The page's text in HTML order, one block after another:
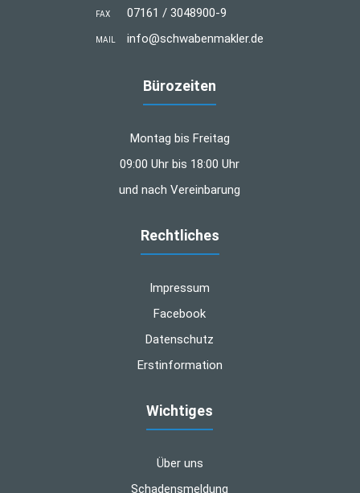
FAX 07161 / 3048900-9
MAIL info@schwabenmakler.de
Bürozeiten
Montag bis Freitag
09:00 Uhr bis 18:00 Uhr
und nach Vereinbarung
Rechtliches
Impressum
Facebook
Datenschutz
Erstinformation
Wichtiges
Über uns
Schadensmeldung